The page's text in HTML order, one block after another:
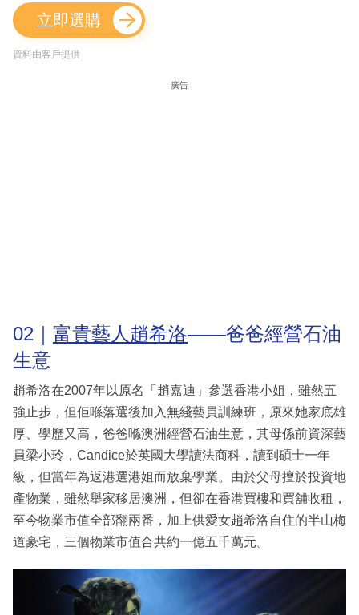
立即選購
資料由客戶提供
廣告
02｜ 富貴藝人趙希洛——爸爸經營石油
生意
趙希洛在2007年以原名「趙嘉迪」參選香港小姐，雖然五
強止步，但佢喺落選後加入無綫藝員訓練班，原來她家底雄
厚、學歷又高，爸爸喺澳洲經營石油生意，其母係前資深藝
員梁小玲，Candice於英國大學讀法商科，讀到碩士一年
級，但當年為返港選港姐而放棄學業。由於父母擅於投資地
產物業，雖然舉家移居澳洲，但卻在香港買樓和買舖收租，
至今物業市值全部翻兩番，加上供愛女趙希洛自住的半山梅
道豪宅，三個物業市值合共約一億五千萬元。